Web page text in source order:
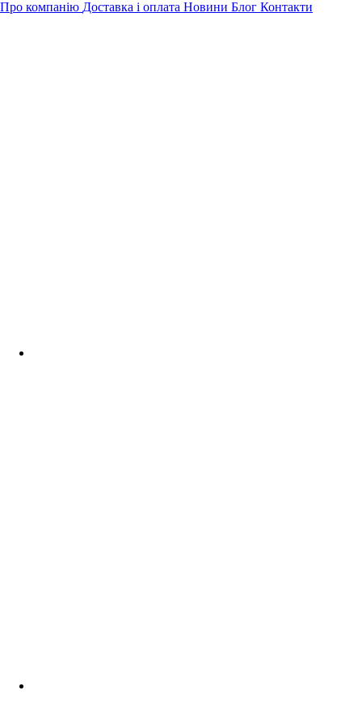
Про компанію Доставка і оплата Новини Блог Контакти